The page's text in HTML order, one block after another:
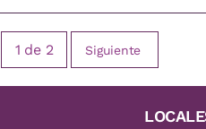
1 de 2 Siguiente